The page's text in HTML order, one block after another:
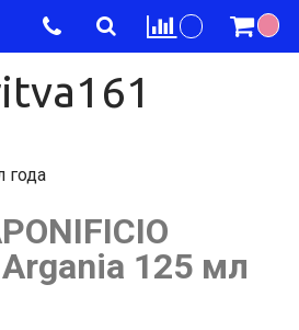
года
Argania 125 мл